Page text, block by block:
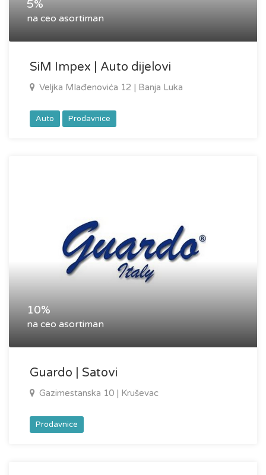
5%
na ceo asortiman
SiM Impex | Auto dijelovi
Veljka Mlađenovića 12 | Banja Luka
Auto Prodavnice
10%
na ceo asortiman
Guardo | Satovi
Gazimestanska 10 | Kruševac
Prodavnice